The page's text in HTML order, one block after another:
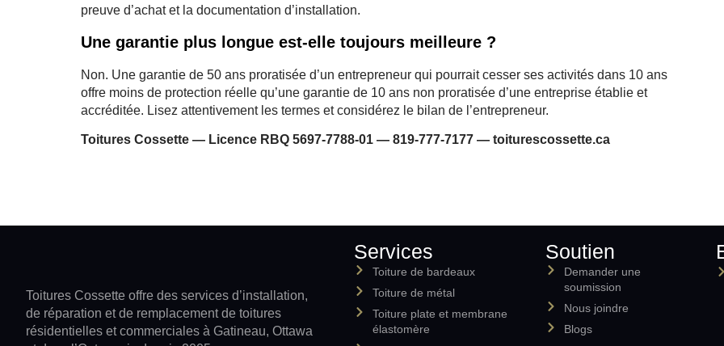
preuve d’achat et la documentation d’installation.
Une garantie plus longue est-elle toujours meilleure ?
Non. Une garantie de 50 ans proratisée d’un entrepreneur qui pourrait cesser ses activités dans 10 ans
offre moins de protection réelle qu’une garantie de 10 ans non proratisée d’une entreprise établie et
accréditée. Lisez attentivement les termes et considérez le bilan de l’entrepreneur.
Toitures Cossette — Licence RBQ 5697-7788-01 — 819-777-7177 — toiturescossette.ca
Toitures Cossette offre des services d’installation,
de réparation et de remplacement de toitures
résidentielles et commerciales à Gatineau, Ottawa
Services
Toiture de bardeaux
Toiture de métal
Toiture plate et membrane
élastomère
Soutien
Demander une
soumission
Nous joindre
Blogs